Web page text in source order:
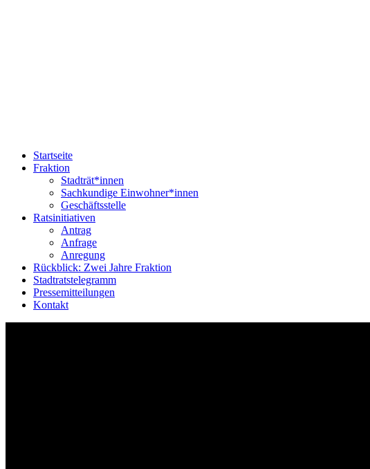
Startseite
Fraktion
Stadträt*innen
Sachkundige Einwohner*innen
Geschäftsstelle
Ratsinitiativen
Antrag
Anfrage
Anregung
Rückblick: Zwei Jahre Fraktion
Stadtratstelegramm
Pressemitteilungen
Kontakt